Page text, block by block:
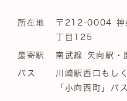
所在地
〒212-0004 神
丁目125
最寄駅 南武線 矢向駅・
バス
川崎駅西口もし
「小向西町」バ